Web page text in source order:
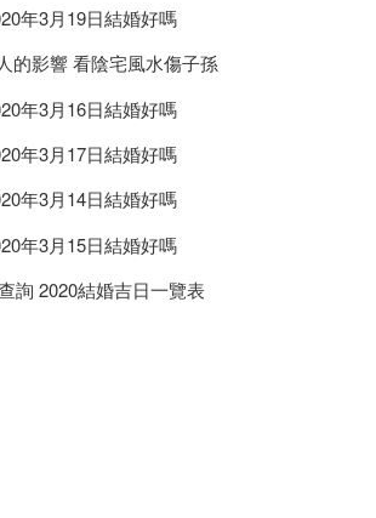
年3月19日結婚好嗎
的影響 看陰宅風水傷子孫
年3月16日結婚好嗎
年3月17日結婚好嗎
年3月14日結婚好嗎
年3月15日結婚好嗎
詢 2020結婚吉日一覽表